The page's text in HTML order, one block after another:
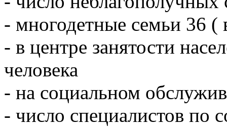
- многодетные семьи 36 (
- в центре занятости
человека
- на социальном
- число специалистов по